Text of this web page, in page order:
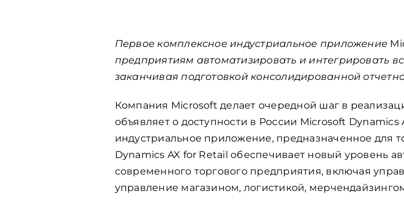
Первое комплексное индустриальное приложение
предприятиям автоматизировать и интегрировать
заканчивая подготовкой консолидированной
Компания Microsoft делает очередной шаг в
объявляет о доступности в России Microsoft
индустриальное приложение, предназначенное для
Dynamics AX for Retail обеспечивает новый уровень
современного торгового предприятия, включая
управление магазином, логистикой,